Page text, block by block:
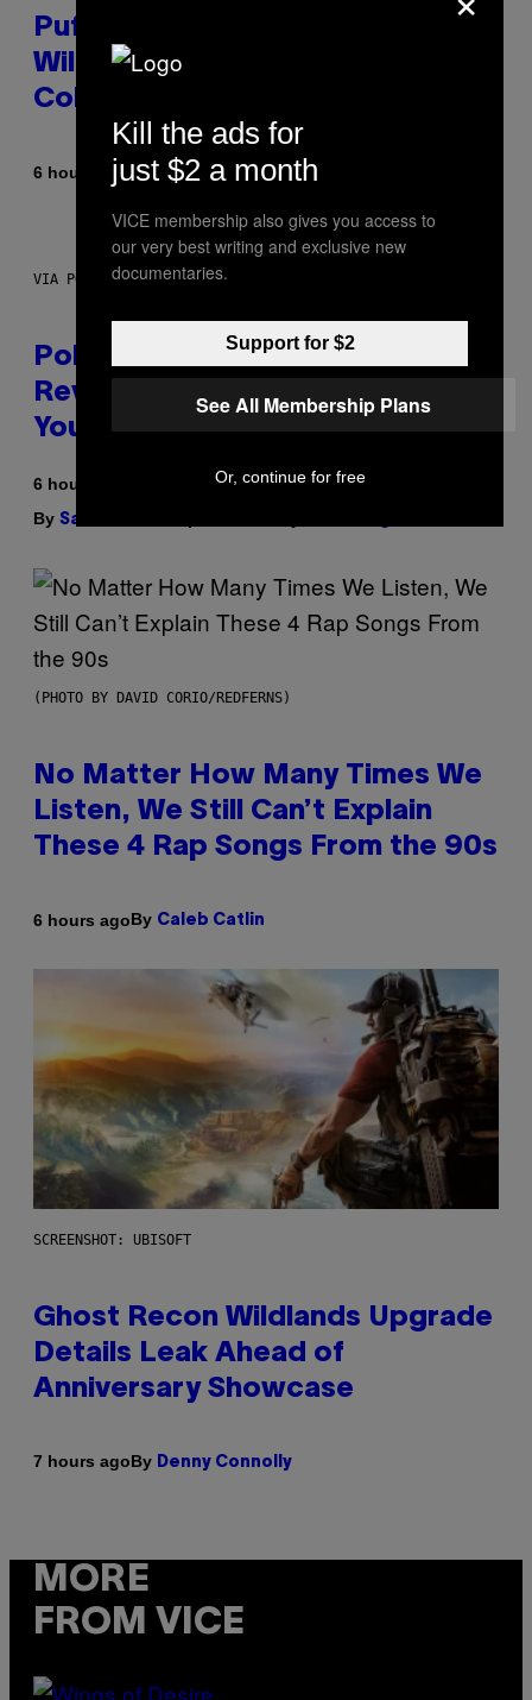
Puffco Went Full Gamer With Its
Wild New Plasma Peak Pro
Colorway
6 hours agoBy Maha Haq| Reviewed by
VIA POKEMON/ADIDAS/NINTENDO
Pokemon and Adidas Just
Revealed 12 New Sneakers For
You to Catch
6 hours ago
By Sam Watanuki
(PHOTO BY DAVID CORIO/REDFERNS)
No Matter How Many Times We
Listen, We Still Can’t Explain
These 4 Rap Songs From the 90s
6 hours agoBy Caleb Catlin
SCREENSHOT: UBISOFT
Ghost Recon Wildlands Upgrade
Details Leak Ahead of
Anniversary Showcase
7 hours agoBy Denny Connolly
MORE
FROM VICE
Kill the ads for
just $2 a month
VICE membership also gives you access to
our very best writing and exclusive new
documentaries.
Support for $2
See All Membership Plans
Or, continue for free